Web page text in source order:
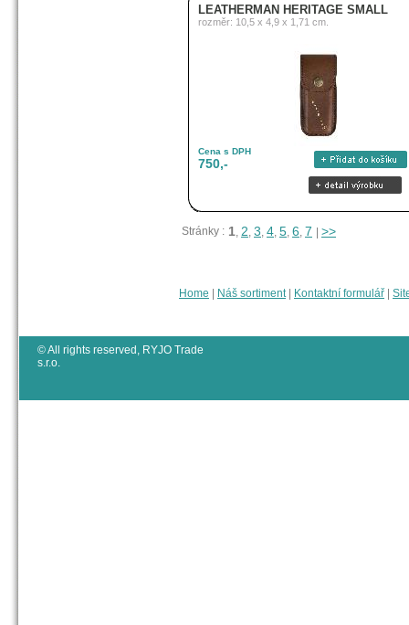
LEATHERMAN HERITAGE SMALL
rozměr: 10,5 x 4,9 x 1,71 cm.
Cena s DPH
750,-
Stránky : 1, 2, 3, 4, 5, 6, 7 >>
Home Náš sortiment| Kontaktní formulář
© All rights reserved, RYJO Trade
s.r.o.